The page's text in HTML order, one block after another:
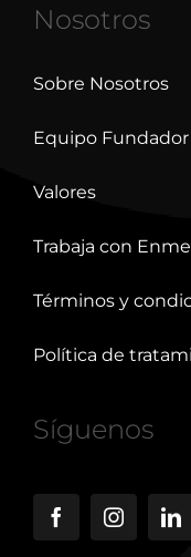
Nosotros
Sobre Nosotros
Equipo Fundador
Valores
Trabaja con
Términos y
Política de
Síguenos